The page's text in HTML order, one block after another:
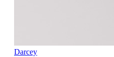
Darcey